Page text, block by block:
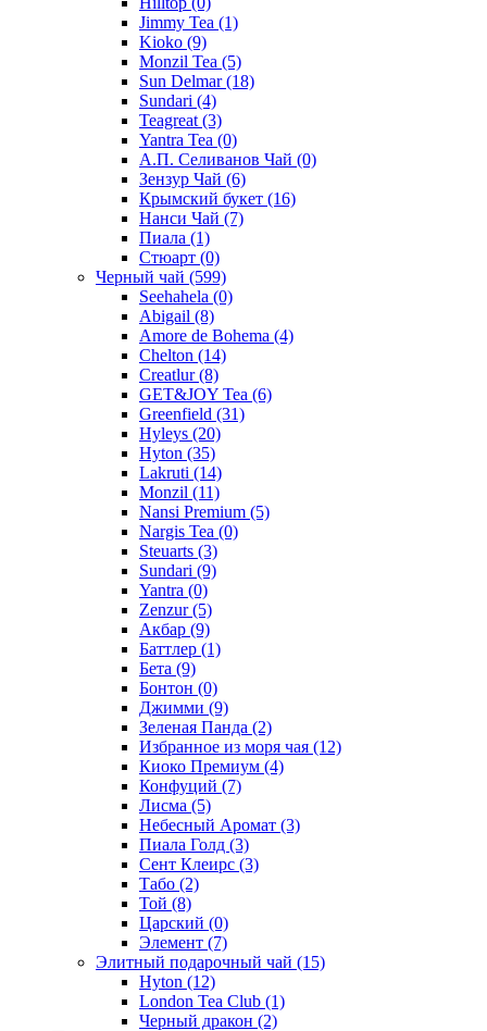
Jimmy Tea (1)
Kioko (9)
Monzil Tea (5)
Sun Delmar(18)
Sundari (4)
Teagreat (3)
Yantra Tea (0)
А.П. Селиванов Чай (0)
Зензур Чай (6)
Крымский букет (16)
Нанси Чай (7)
Пиала (1)
Стюарт (0)
Черный чай (599)
Seehahela (0)
Abigail (8)
Amore de Bohema (4)
Chelton (14)
Creatlur(8)
GET&JOY Tea (6)
Greenfield (31)
Hyleys (20)
Hyton (35)
Lakruti (14)
Monzil (11)
Nansi Premium (5)
Nargis Tea (0)
Steuarts (3)
Sundari (9)
Yantra (0)
Zenzur(5)
Акбар (9)
Баттлер (1)
Бета (9)
Бонтон (0)
Джимми (9)
Зеленая Панда (2)
Избранное из моря чая (12)
Киоко Премиум (4)
Конфуций (7)
Лисма (5)
Небесный Аромат (3)
Пиала Голд (3)
Сент Клеирс (3)
Табо (2)
Той (8)
Царский (0)
Элемент (7)
Элитный подарочный чай (15)
Hyton (12)
London Tea Club (1)
Черный дракон (2)